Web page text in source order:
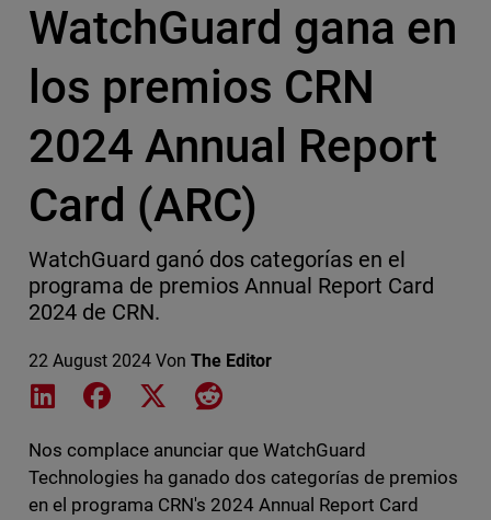
WatchGuard gana en
los premios CRN
2024 Annual Report
Card (ARC)
WatchGuard ganó dos categorías en el
programa de premios Annual Report Card
2024 de CRN.
22 August 2024 Von The Editor
Share on LinkedIn
Share on Facebook
Share on XShare on Reddit
Nos complace anunciar que WatchGuard
Technologies ha ganado dos categorías de premios
en el programa CRN's 2024 Annual Report Card